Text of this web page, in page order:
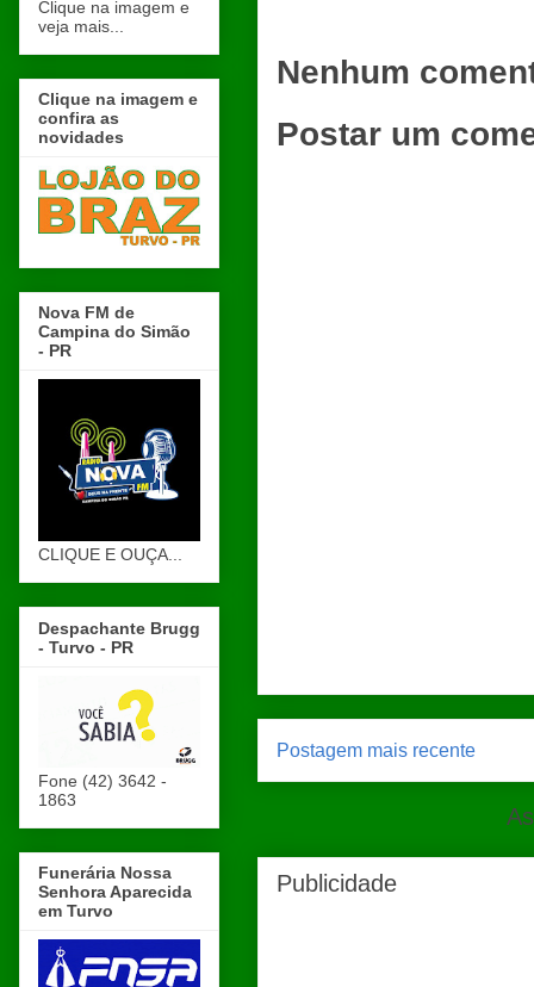
Nenhum
Postar um
Postagem mais recente
Publicidade
Clique na imagem e
veja mais...
Clique na imagem e
confira as
novidades
Nova FM de
Campina do Simão
- PR
CLIQUE E OUÇA...
Despachante Brugg
- Turvo - PR
Fone (42) 3642 -
1863
Funerária Nossa
Senhora Aparecida
em Turvo